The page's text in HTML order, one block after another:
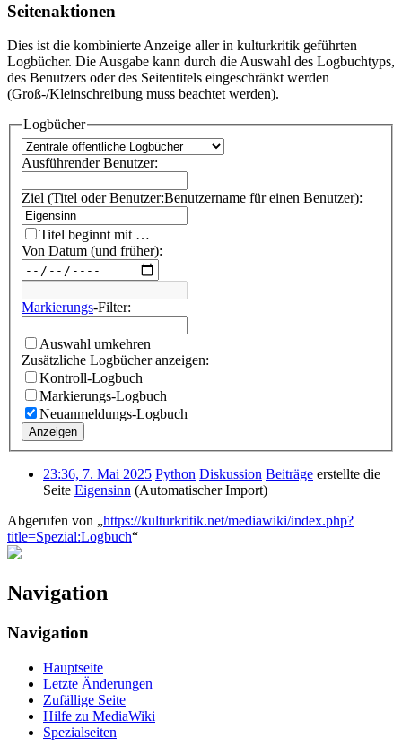
Seitenaktionen
Dies ist die kombinierte Anzeige aller in kulturkritik geführten
Logbücher. Die Ausgabe kann durch die Auswahl des Logbuchtyps,
des Benutzers oder des Seitentitels eingeschränkt werden
(Groß-/Kleinschreibung muss beachtet werden).
Logbücher
Ausführender Benutzer:
Ziel (Titel oder Benutzer:Benutzername für einen Benutzer):
Titel beginnt mit …
Von Datum (und früher):
Markierungs-Filter:
Auswahl umkehren
Zusätzliche Logbücher anzeigen:
Kontroll-Logbuch
Markierungs-Logbuch
Neuanmeldungs-Logbuch
Anzeigen
23:36, 7. Mai 2025 Python Diskussion Beiträge erstellte die
Seite Eigensinn (Automatischer Import)
Abgerufen von „https://kulturkritik.net/mediawiki/index.php?
title=Spezial:Logbuch“
Navigation
Navigation
Hauptseite
Letzte Änderungen
Zufällige Seite
Hilfe zu MediaWiki
Spezialseiten